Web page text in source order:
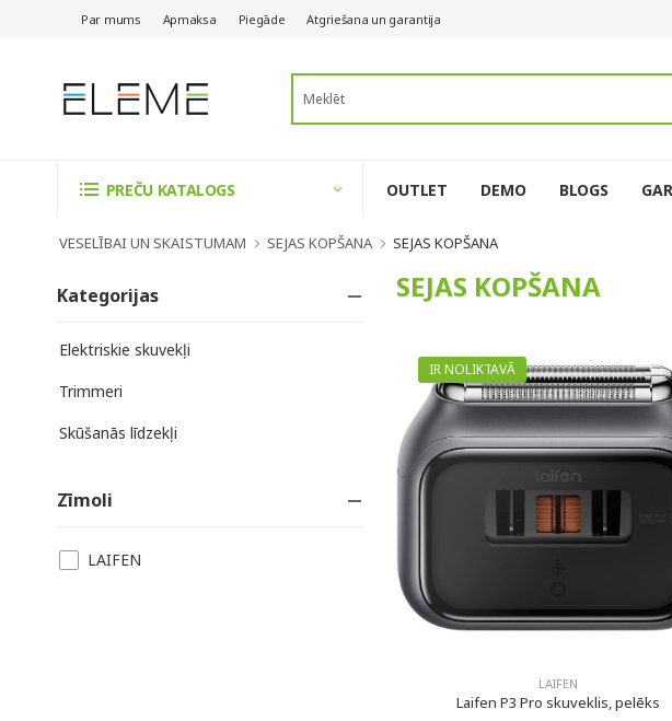
Par mums Apmaksa Piegāde Atgriešana un garantija
PREČU KATALOGS OUTLET DEMO BLOGS
VESELĪBAI UN SKAISTUMAM SEJAS KOPŠANA SEJAS KOPŠANA
Kategorijas
Elektriskie skuvekļi
Trimmeri
Skūšanās līdzekļi
Zīmoli
LAIFEN
SEJAS KOPŠANA
IR NOLIKTAVĀ
LAIFEN
Laifen P3 Pro skuveklis, pelēks